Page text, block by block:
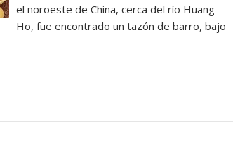
el noroeste de China, cerca del río Huang
Ho, fue encontrado un tazón de barro, bajo